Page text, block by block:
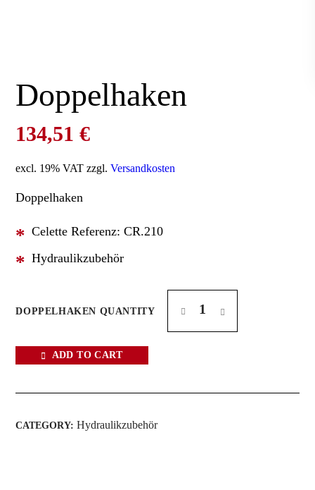
Doppelhaken
134,51€
excl. 19% VAT zzgl.Versandkosten
Doppelhaken
Celette Referenz: CR.210
Hydraulikzubehör
DOPPELHAKEN QUANTITY
ADD TO CART
CATEGORY:Hydraulikzubehör